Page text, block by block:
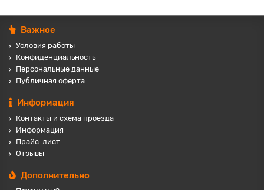
Важное
Условия работы
Конфиденциальность
Персональные данные
Публичная оферта
Информация
Контакты и схема проезда
Информация
Прайс-лист
Отзывы
Дополнительно